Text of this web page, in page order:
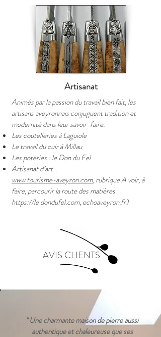
Artisanat
Animés par la passion du travail bien fait, les
artisans aveyronnais conjuguent tradition et
modernité dans leur savoir-faire.
Les coutelleries à Laguiole
Le travail du cuir à Millau
Les poteries : le Don du Fel
Artisanat d’art…
www.tourisme-aveyron.com, rubrique A voir, à
faire, parcourir la route des matières
https://ledondufel.com, echoaveyron.fr)
AVIS CLIENTS
" Une charmante maison de pierre aussi
authentique et chaleureuse que ses